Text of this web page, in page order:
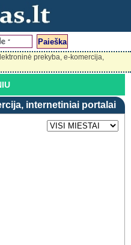
prekyba, e-komercija,
internetiniai portalai